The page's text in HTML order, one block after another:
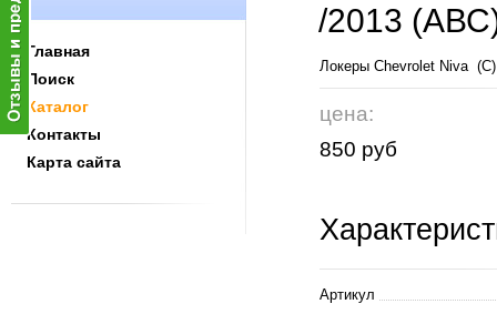
Главная
Поиск
Каталог
Контакты
Карта сайта
/2013
Локеры Chevrolet Niva
цена:
850 руб
Артикул